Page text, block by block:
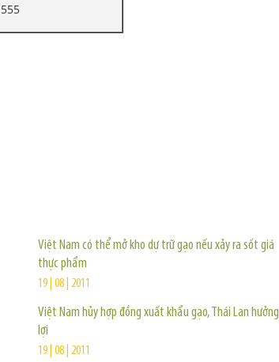
555
Việt Nam có thể mở kho dự trữ gạo nếu xảy ra sốt giá
thực phẩm
19 | 08 | 2011
Việt Nam hủy hợp đồng xuất khẩu gạo, Thái Lan hưởng
lợi
19 | 08 | 2011